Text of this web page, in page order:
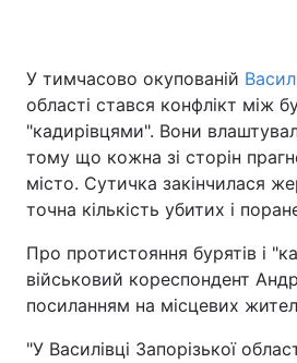
Головна Війна
Україна
Економіка Світ
У тимчасово окупованій
області стався конфлікт між
"кадирівцями". Вони
тому що кожна зі сторін
місто. Сутичка закінчилася
точна кількість убитих і
Про протистояння бурятів і
військовий кореспондент
посиланням на місцевих
"У Василівці Запорізької